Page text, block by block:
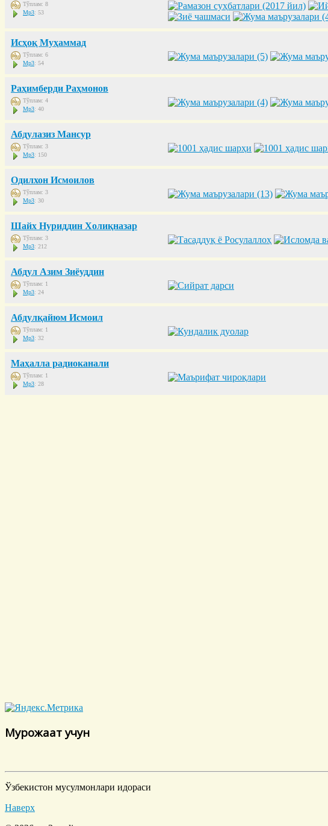
Тўплам: 8
Mp3: 53
Исҳоқ Муҳаммад
Тўплам: 6
Mp3: 54
Раҳимберди Раҳмонов
Тўплам: 4
Mp3: 40
Абдулазиз Мансур
Тўплам: 3
Mp3: 150
Одилхон Исмоилов
Тўплам: 3
Mp3: 30
Шайх Нуриддин Холиқназар
Тўплам: 3
Mp3: 212
Абдул Азим Зиёуддин
Тўплам: 1
Mp3: 24
Абдулқайюм Исмоил
Тўплам: 1
Mp3: 32
Маҳалла радиоканали
Тўплам: 1
Mp3: 28
Мурожаат учун
Ўзбекистон мусулмонлари идораси
Наверх